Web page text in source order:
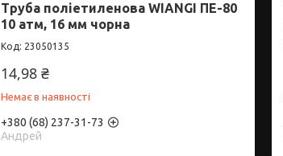
Труба поліетиленова WIANGI ПЕ-80
10 атм, 16 мм чорна
23050135
14,98 ₴
Немає в наявності
+380 (68) 237-31-73
Андрей